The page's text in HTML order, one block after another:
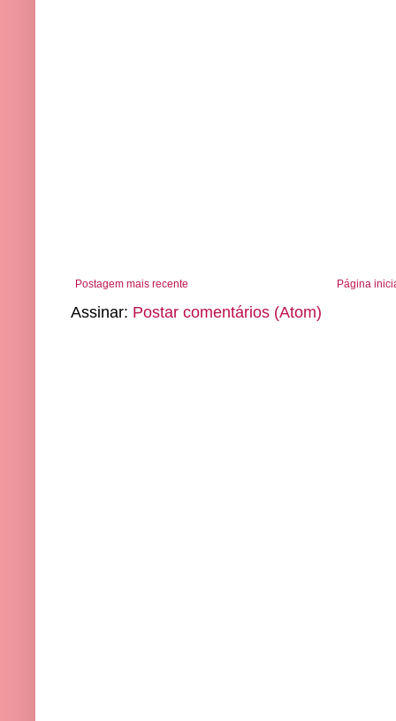
Postagem mais recente Página
Assinar: Postar comentários (Atom)